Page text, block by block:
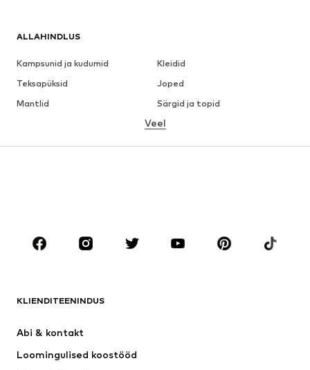
ALLAHINDLUS
Kampsunid ja kudumid
Kleidid
Teksapüksid
Joped
Mantlid
Särgid ja topid
Pesu
Seelikud
Pluusid ja tuunikad
Aksessuaarid
Premium
Uus
Veel
KLIENDITEENINDUS
Abi & kontakt
Loomingulised koostööd